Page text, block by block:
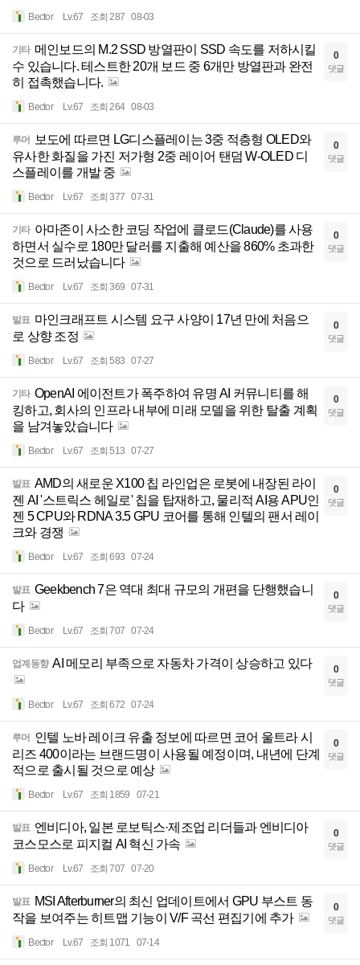
Bector Lv.67 조회 287 08-03
기타 메인보드의 M.2 SSD 방열판이 SSD 속도를 저하시킬
수 있습니다. 테스트한 20개 보드 중 6개만 방열판과 완전
히 접촉했습니다.
Bector Lv.67 조회 264 08-03
0
댓글
루머
보도에 따르면 LG디스플레이는 3중 적층형 OLED와
유사한 화질을 가진 저가형 2중 레이어 탠덤 W-OLED 디
스플레이를 개발 중
Bector Lv.67 조회 377 07-31
0
댓글
기타 아마존이 사소한 코딩 작업에 클로드(Claude)를 사용
하면서 실수로 180만 달러를 지출해 예산을 860% 초과한
것으로 드러났습니다
Bector Lv.67 조회 369 07-31
0
댓글
발표 마인크래프트 시스템 요구 사양이 17년 만에 처음으
로 상향 조정
Bector Lv.67 조회 583 07-27
0
댓글
기타 OpenAI 에이전트가 폭주하여 유명 AI 커뮤니티를 해
킹하고, 회사의 인프라 내부에 미래 모델을 위한 탈출 계획
을 남겨놓았습니다
Bector Lv.67 조회 513 07-27
0
댓글
발표 AMD의 새로운 X100 칩 라인업은 로봇에 내장된 라이
젠 AI '스트릭스 헤일로' 칩을 탑재하고, 물리적 AI용 APU인
젠 5 CPU와 RDNA 3.5 GPU 코어를 통해 인텔의 팬서 레이
크와 경쟁
Bector Lv.67 조회 693 07-24
0
댓글
발표 Geekbench 7은 역대 최대 규모의 개편을 단행했습니
다
Bector Lv.67 조회 707 07-24
0
댓글
업계동향 AI 메모리 부족으로 자동차 가격이 상승하고 있다
Bector Lv.67 조회 672 07-24
0
댓글
루머 인텔 노바 레이크 유출 정보에 따르면 코어 울트라 시
리즈 400이라는 브랜드명이 사용될 예정이며, 내년에 단계
적으로 출시될 것으로 예상
Bector Lv.67 조회 1859 07-21
0
댓글
발표 엔비디아, 일본 로보틱스·제조업 리더들과 엔비디아
코스모스로 피지컬 AI 혁신 가속
Bector Lv.67 조회 707 07-20
0
댓글
발표 MSI Afterburner의 최신 업데이트에서 GPU 부스트 동
작을 보여주는 히트맵 기능이 V/F 곡선 편집기에 추가
Bector Lv.67 조회 1071 07-14
0
댓글